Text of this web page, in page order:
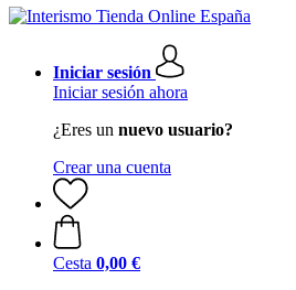
Iniciar sesión
Iniciar sesión ahora
¿Eres un nuevo usuario?
Crear una cuenta
Cesta 0,00 €